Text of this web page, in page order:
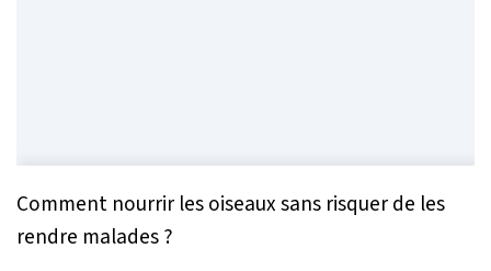
Comment nourrir les oiseaux sans risquer de les
rendre malades ?